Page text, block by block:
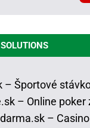
– Športové
– Online poker
–